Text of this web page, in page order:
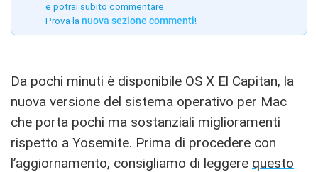
e potrai subito commentare.
Prova la nuova sezione commenti!
Da pochi minuti è disponibile OS X El Capitan, la
nuova versione del sistema operativo per Mac
che porta pochi ma sostanziali miglioramenti
rispetto a Yosemite. Prima di procedere con
l’aggiornamento, consigliamo di leggere questo